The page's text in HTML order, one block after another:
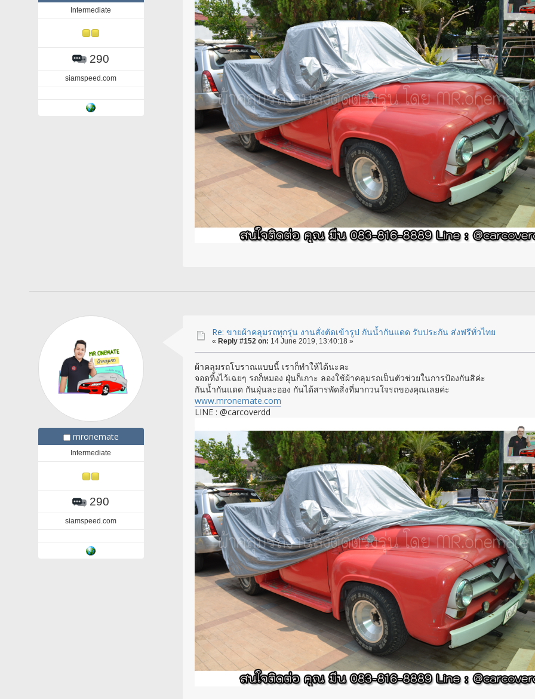
Intermediate
290
siamspeed.com
mronemate
Intermediate
290
siamspeed.com
Re: ขายผ้าคลุมรถทุกรุ่น งานสั่งตัดเข้ารูป กันน้ำกันแดด รับประกัน ส่งฟรีทั่วไทย
« Reply #152 on: 14 June 2019, 13:40:18 »
ผ้าคลุมรถโบราณแบบนี้ เราก็ทำให้ได้นะคะ
จอดทิ้งไว้เฉยๆ รถก็หมอง ฝุ่นก็เกาะ ลองใช้ผ้าคลุมรถเป็นตัวช่วยในการป้องกันสิค่ะ
กันน้ำกันแดด กันฝุ่นละออง กันได้สารพัดสิ่งที่มากวนใจรถของคุณเลยค่ะ
www.mronemate.com
LINE : @carcoverdd